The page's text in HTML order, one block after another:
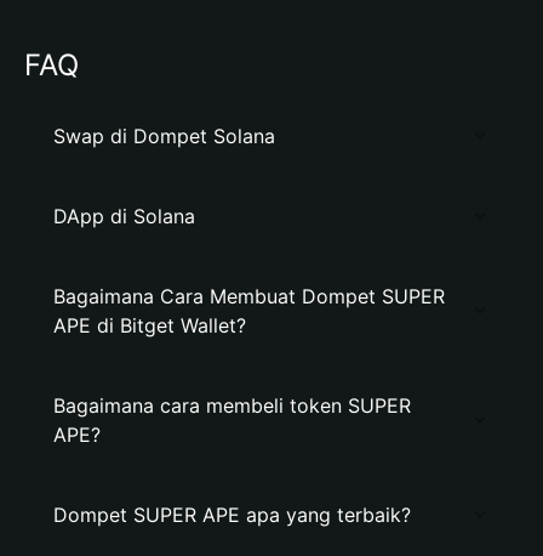
FAQ
Swap di Dompet Solana
DApp di Solana
Bagaimana Cara Membuat Dompet SUPER
APE di Bitget Wallet?
Bagaimana cara membeli token SUPER
APE?
Dompet SUPER APE apa yang terbaik?